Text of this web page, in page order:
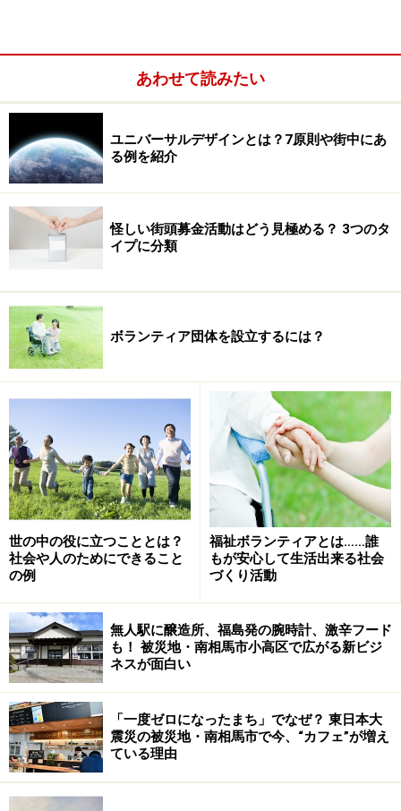
しょう。確かに、企業社会で培った高い能力を生かし
て、活躍する場もたくさんあります。途上国の支援活動
を行うJICAのシニアボランティアなどはその代表です。
ほかにも、経理の経験があったり、パソコンや語学が得
意な方が、NPOやNGOの事務局を支えている例は数多く
あります。
でも、最初から高い水準を求めてしまうのは失敗のも
と。気負いすぎに、まずはできることから始めてみるこ
とも大切です。たとえば、福祉や介護の現場なら、車の
NGOの事務局なら、簡単な電話の応対、郵便物の発送作
業、パソコンでの文書入力、簡単な英語の読み書きな
ど、様々なボランティアが必要とされています。こうい
ったことは、企業社会では「できて当たり前」あるいは
「役に立たない」と見過ごされそうなことばかりでし
た。でも、ボランティアでは、その小さな「できるこ
と」も、大切な力なのです。
あわせて読みたい
ユニバーサルデザインとは？7原則や街中にあ
る例を紹介
怪しい街頭募金活動はどう見極める？ 3つのタ
イプに分類
ボランティア団体を設立するには？
世の中の役に立つこととは？
社会や人のためにできること
の例
福祉ボランティアとは……誰
もが安心して生活出来る社会
づくり活動
無人駅に醸造所、福島発の腕時計、激辛フード
も！ 被災地・南相馬市小高区で広がる新ビジ
ネスが面白い
「一度ゼロになったまち」でなぜ？ 東日本大
震災の被災地・南相馬市で今、“カフェ”が増え
ている理由